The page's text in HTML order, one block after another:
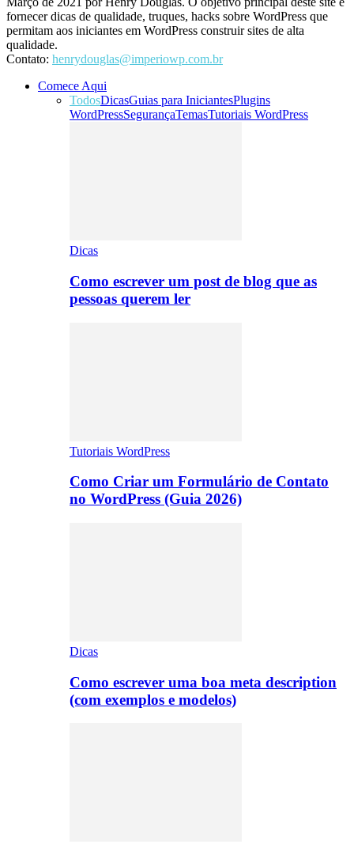
fornecer dicas de qualidade, truques, hacks sobre WordPress que
permitam aos iniciantes em WordPress construir sites de alta
qualidade.
Contato: henrydouglas@imperiowp.com.br
Comece Aqui
TodosDicasGuias para IniciantesPlugins
WordPressSegurançaTemasTutoriais WordPress
Dicas
Como escrever um post de blog que as
pessoas querem ler
Tutoriais WordPress
Como Criar um Formulário de Contato
no WordPress (Guia 2026)
Dicas
Como escrever uma boa meta description
(com exemplos e modelos)